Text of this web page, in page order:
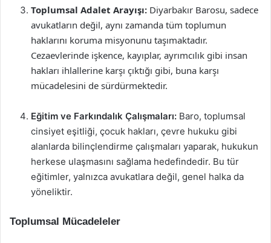
Toplumsal Adalet Arayışı: Diyarbakır Barosu, sadece
avukatların değil, aynı zamanda tüm toplumun
haklarını koruma misyonunu taşımaktadır.
Cezaevlerinde işkence, kayıplar, ayrımcılık gibi insan
hakları ihlallerine karşı çıktığı gibi, buna karşı
mücadelesini de sürdürmektedir.
Eğitim ve Farkındalık Çalışmaları: Baro, toplumsal
cinsiyet eşitliği, çocuk hakları, çevre hukuku gibi
alanlarda bilinçlendirme çalışmaları yaparak, hukukun
herkese ulaşmasını sağlama hedefindedir. Bu tür
eğitimler, yalnızca avukatlara değil, genel halka da
yöneliktir.
Toplumsal Mücadeleler